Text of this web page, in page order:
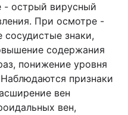
- острый вирусный
При осмотре -
сосудистые знаки,
содержания
понижение уровня
признаки
вен
вен,